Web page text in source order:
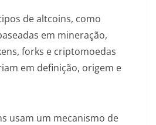
de altcoins, como
em mineração,
forks e criptomoedas
em definição, origem e
usam um mecanismo de